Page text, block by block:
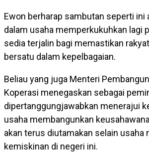
Ewon berharap sambutan seperti ini
dalam usaha memperkukuhkan lagi
sedia terjalin bagi memastikan
bersatu dalam kepelbagaian.
Beliau yang juga Menteri
Koperasi menegaskan sebagai
dipertanggungjawabkan menerajui
usaha membangunkan
akan terus diutamakan selain usaha
kemiskinan di negeri ini.